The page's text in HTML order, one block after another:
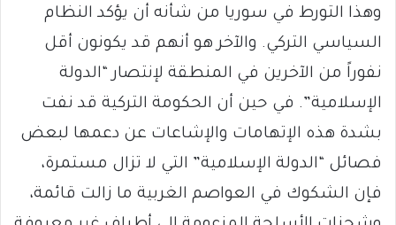
وهذا التورط في سوريا من شأنه أن يؤكد النظام
السياسي التركي. والآخر هو أنهم قد يكونون أقل
نفوراً من الآخرين في المنطقة لإنتصار “الدولة
الإسلامية”. في حين أن الحكومة التركية قد نفت
بشدة هذه الإتهامات والإشاعات عن دعمها لبعض
فصائل “الدولة الإسلامية” التي لا تزال مستمرة،
فإن الشكوك في العواصم الغربية ما زالت قائمة،